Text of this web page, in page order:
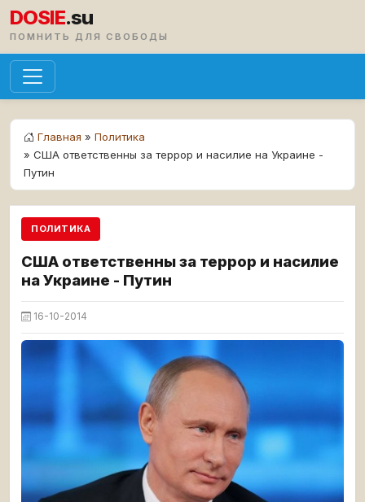
DOSIE.su
ПОМНИТЬ ДЛЯ СВОБОДЫ
Главная » Политика
» США ответственны за террор и насилие на Украине -
Путин
ПОЛИТИКА
США ответственны за террор и насилие
на Украине - Путин
16-10-2014